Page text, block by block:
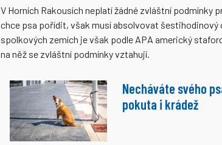
V Horních Rakousích neplatí žádné zvláštní podmínky
chce psa pořídit, však musí absolvovat šestihodinový
spolkových zemích je však podle APA americký
na něž se zvláštní podmínky vztahují.
Necháváte svého
pokuta i krádež